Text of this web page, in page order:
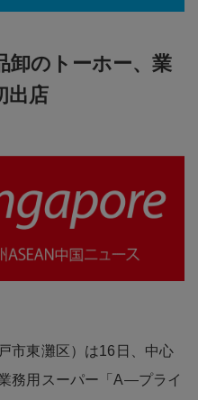
卸のトーホー、業
出店
市東灘区）は16日、中心
務用スーパー「A―プライ